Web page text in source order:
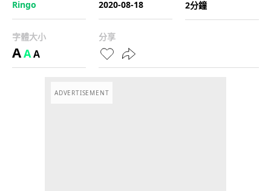
Ringo
2020-08-18
2分鐘
字體大小
AAA
分享
ADVERTISEMENT